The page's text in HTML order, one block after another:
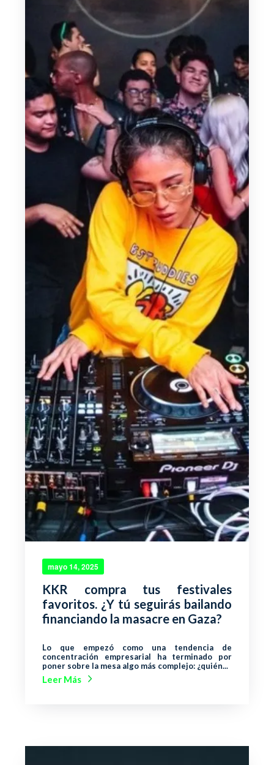
mayo 14, 2025
KKR compra tus festivales
favoritos. ¿Y tú seguirás bailando
financiando la masacre en Gaza?
Lo que empezó como una tendencia de
concentración empresarial ha terminado por
poner sobre la mesa algo más complejo: ¿quién...
Leer Más